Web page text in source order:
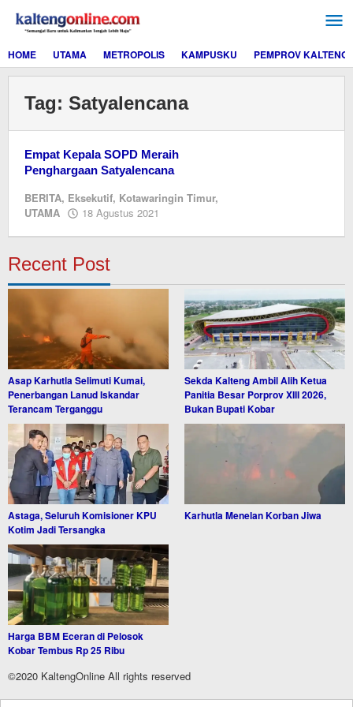
konten
HOME
UTAMA METROPOLIS KAMPUSKU PEMPROV KALTENG
Tag: Satyalencana
Empat Kepala SOPD Meraih
Penghargaan Satyalencana
BERITA, Eksekutif, Kotawaringin Timur,
UTAMA
18 Agustus 2021
Recent Post
Asap Karhutla Selimuti Kumai,
Penerbangan Lanud Iskandar
Terancam Terganggu
Sekda Kalteng Ambil Alih Ketua
Panitia Besar Porprov XIII 2026,
Bukan Bupati Kobar
Astaga, Seluruh Komisioner KPU
Kotim Jadi Tersangka
Karhutla Menelan Korban Jiwa
Harga BBM Eceran di Pelosok
Kobar Tembus Rp 25 Ribu
©2020 KaltengOnline All rights reserved